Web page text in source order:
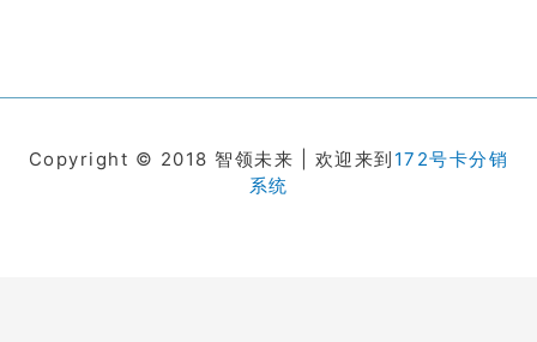
Copyright © 2018 智领未来 | 欢迎来到 172号卡分销
系统